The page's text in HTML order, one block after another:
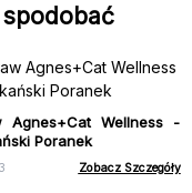
Agnes+Cat Wellness -
Poranek
Zobacz Szczegóły